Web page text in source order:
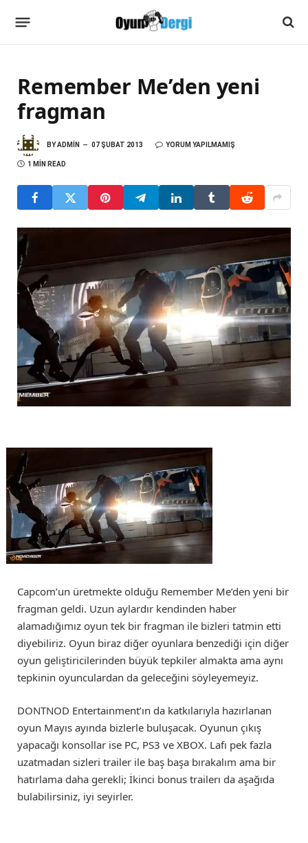
Remember Me’den yeni
fragman
BYADMIN 07 ŞUBAT 2013 YORUM YAPILMAMIŞ
1 MIN READ
Capcom’un üretmekte olduğu Remember Me’den yeni bir
fragman geldi. Uzun aylardır kendinden haber
alamadığımız oyun tek bir fragman ile bizleri tatmin etti
diyebiliriz. Oyun biraz diğer oyunlara benzediği için diğer
oyun geliştiricilerinden büyük tepkiler almakta ama aynı
tepkinin oyunculardan da geleceğini söyleyemeyiz.
DONTNOD Entertainment’ın da katkılarıyla hazırlanan
oyun Mayıs ayında bizlerle buluşacak. Oyunun çıkış
yapacağı konsollar ise PC, PS3 ve XBOX. Lafı pek fazla
uzatmadan sizleri trailer ile baş başa bırakalım ama bir
hatırlama daha gerekli; İkinci bonus trailerı da aşağıda
bulabilirsiniz, iyi seyirler.